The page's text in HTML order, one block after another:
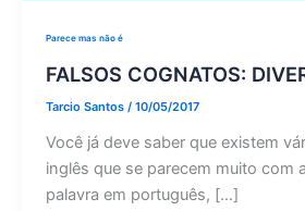
Parece mas não é
FALSOS COGNATOS:
Tarcio Santos / 10/05/2017
Você já deve saber que existem
inglês que se parecem muito com
palavra em português, […]